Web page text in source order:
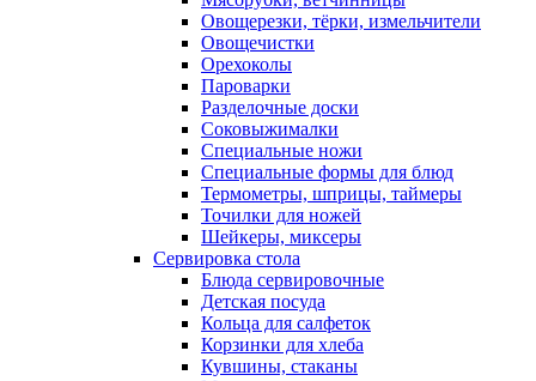
Овощерезки, тёрки, измельчители
Овощечистки
Орехоколы
Пароварки
Разделочные доски
Соковыжималки
Специальные ножи
Специальные формы для блюд
Термометры, шприцы, таймеры
Точилки для ножей
Шейкеры, миксеры
Сервировка стола
Блюда сервировочные
Детская посуда
Кольца для салфеток
Корзинки для хлеба
Кувшины, стаканы